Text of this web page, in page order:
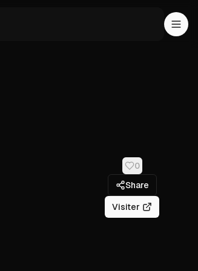
0
Share
Visiter